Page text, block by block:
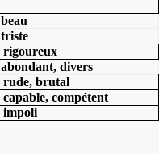
beau
triste
rigoureux
abondant, divers
rude, brutal
capable, compétent
impoli